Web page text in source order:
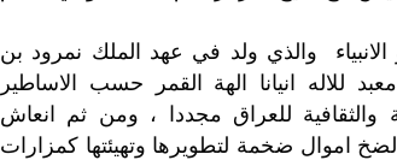
والذي ولد في عهد الملك نمرود بن
للاله انيانا الهة القمر حسب الاساطير
للعراق مجددا ، ومن ثم انعاش
اموال ضخمة لتطويرها وتهيئتها كمزارات